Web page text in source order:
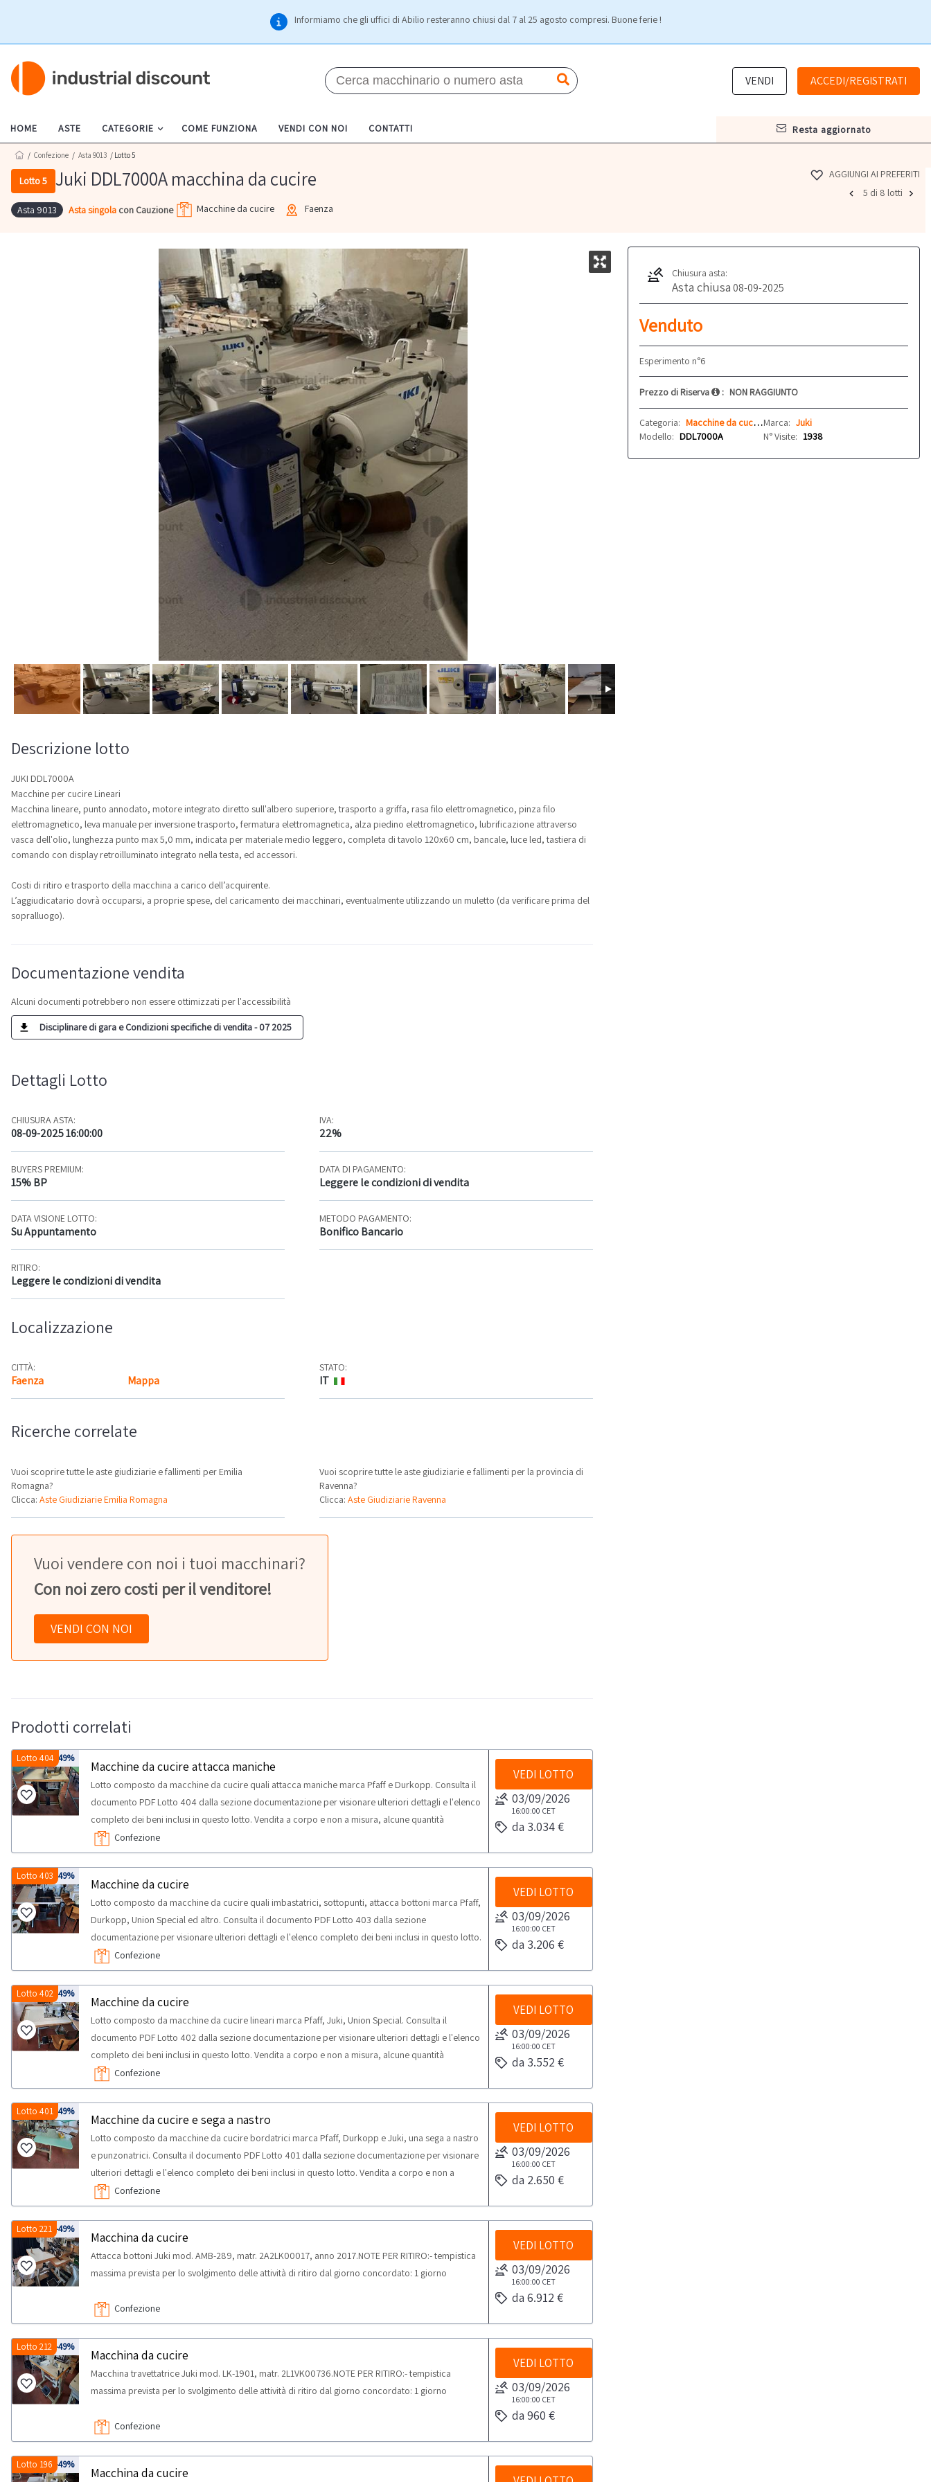
Informiamo che gli uffici di Abilio resteranno chiusi dal 7 al 25 agosto compresi. Buone ferie !
VENDI ACCEDI/REGISTRATI
HOME ASTE CATEGORIE COME FUNZIONA VENDI CON NOI CONTATTI resta aggiornato
/ Confezione / Asta 9013 / Lotto 5
Lotto 5 Juki DDL7000A macchina da cucire
Asta 9013 Asta singola con Cauzione Macchine da cucire Faenza
AGGIUNGI AI PREFERITI
5 di 8 lotti
Chiusura asta:
Asta chiusa 08-09-2025
Venduto
Esperimento n°6
Prezzo di Riserva : NON RAGGIUNTO
Categoria: Macchine da cucireMarca: Juki
Modello: DDL7000A N° Visite: 1938
Descrizione lotto
JUKI DDL7000A
Macchine per cucire Lineari
Macchina lineare, punto annodato, motore integrato diretto sull'albero superiore, trasporto a griffa, rasa filo elettromagnetico, pinza filo
elettromagnetico, leva manuale per inversione trasporto, fermatura elettromagnetica, alza piedino elettromagnetico, lubrificazione attraverso
vasca dell'olio, lunghezza punto max 5,0 mm, indicata per materiale medio leggero, completa di tavolo 120x60 cm, bancale, luce led, tastiera di
comando con display retroilluminato integrato nella testa, ed accessori.
Costi di ritiro e trasporto della macchina a carico dell’acquirente.
L’aggiudicatario dovrà occuparsi, a proprie spese, del caricamento dei macchinari, eventualmente utilizzando un muletto (da verificare prima del
sopralluogo).
Documentazione vendita
Alcuni documenti potrebbero non essere ottimizzati per l'accessibilità
Disciplinare di gara e Condizioni specifiche di vendita - 07 2025
Dettagli Lotto
CHIUSURA ASTA:
08-09-2025 16:00:00
IVA:
22%
BUYERS PREMIUM:
15% BP
DATA DI PAGAMENTO:
Leggere le condizioni di vendita
DATA VISIONE LOTTO:
Su Appuntamento
METODO PAGAMENTO:
Bonifico Bancario
RITIRO:
Leggere le condizioni di vendita
Localizzazione
CITTÀ:
Faenza Mappa
STATO:
IT
Ricerche correlate
Vuoi scoprire tutte le aste giudiziarie e fallimenti per Emilia
Romagna?
Clicca: Aste Giudiziarie Emilia Romagna
Vuoi scoprire tutte le aste giudiziarie e fallimenti per la provincia di
Ravenna?
Clicca:Aste Giudiziarie Ravenna
Vuoi vendere con noi i tuoi macchinari?
Con noi zero costi per il venditore!
VENDI CON NOI
Prodotti correlati
-49%
Lotto 404
Macchine da cucire attacca maniche
Lotto composto da macchine da cucire quali attacca maniche marca Pfaff e Durkopp. Consulta il
documento PDF Lotto 404 dalla sezione documentazione per visionare ulteriori dettagli e l'elenco
completo dei beni inclusi in questo lotto. Vendita a corpo e non a misura, alcune quantità
potrebbero non corrispondere, si consiglia un'ispezione sul posto.NOTE PER RITIRO:- tempistica
massima prevista per lo svolgimento delle attività di ritiro dal giorno concordato: 1 giornoScarica
l'elenco dei beni inclusi nel lotto
Confezione
VEDI LOTTO
03/09/2026
16:00:00 CET
da 3.034 €
-49%
Lotto 403
Macchine da cucire
Lotto composto da macchine da cucire quali imbastatrici, sottopunti, attacca bottoni marca Pfaff,
Durkopp, Union Special ed altro. Consulta il documento PDF Lotto 403 dalla sezione
documentazione per visionare ulteriori dettagli e l'elenco completo dei beni inclusi in questo lotto.
Vendita a corpo e non a misura, alcune quantità potrebbero non corrispondere, si consiglia
un'ispezione sul posto.NOTE PER RITIRO:- tempistica massima prevista per lo svolgimento delle
attività di ritiro dal giorno concordato: 2 giorni.
Confezione
VEDI LOTTO
03/09/2026
16:00:00 CET
da 3.206 €
-49%
Lotto 402
Macchine da cucire
Lotto composto da macchine da cucire lineari marca Pfaff, Juki, Union Special. Consulta il
documento PDF Lotto 402 dalla sezione documentazione per visionare ulteriori dettagli e l'elenco
completo dei beni inclusi in questo lotto. Vendita a corpo e non a misura, alcune quantità
potrebbero non corrispondere, si consiglia un'ispezione sul posto.NOTE PER RITIRO:- tempistica
massima prevista per lo svolgimento delle attività di ritiro dal giorno concordato: 2 giorni.
Confezione
VEDI LOTTO
03/09/2026
16:00:00 CET
da 3.552 €
-49%
Lotto 401
Macchine da cucire e sega a nastro
Lotto composto da macchine da cucire bordatrici marca Pfaff, Durkopp e Juki, una sega a nastro
e punzonatrici. Consulta il documento PDF Lotto 401 dalla sezione documentazione per visionare
ulteriori dettagli e l'elenco completo dei beni inclusi in questo lotto. Vendita a corpo e non a
misura, alcune quantità potrebbero non corrispondere, si consiglia un'ispezione sul posto.NOTE
PER RITIRO:- tempistica massima prevista per lo svolgimento delle attività di ritiro dal giorno
concordato: 1 giorno
Confezione
VEDI LOTTO
03/09/2026
16:00:00 CET
da 2.650 €
-49%
Lotto 221
Macchina da cucire
Attacca bottoni Juki mod. AMB-289, matr. 2A2LK00017, anno 2017.NOTE PER RITIRO:- tempistica
massima prevista per lo svolgimento delle attività di ritiro dal giorno concordato: 1 giorno
Confezione
VEDI LOTTO
03/09/2026
16:00:00 CET
da 6.912 €
-49%
Lotto 212
Macchina da cucire
Macchina travettatrice Juki mod. LK-1901, matr. 2L1VK00736.NOTE PER RITIRO:- tempistica
massima prevista per lo svolgimento delle attività di ritiro dal giorno concordato: 1 giorno
Confezione
VEDI LOTTO
03/09/2026
16:00:00 CET
da 960 €
-49%
Lotto 196
Macchina da cucire